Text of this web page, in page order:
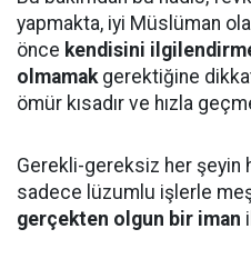
yapmakta, iyi Müslüman
önce kendisini
olmamakgerektiğine
ömür kısadır ve hızla
Gerekli-gereksiz her şeyin
sadece lüzumlu işlerle
gerçekten olgun bir iman